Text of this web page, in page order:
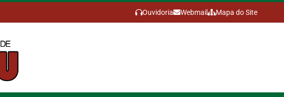
Ouvidoria Webmail Mapa do Site